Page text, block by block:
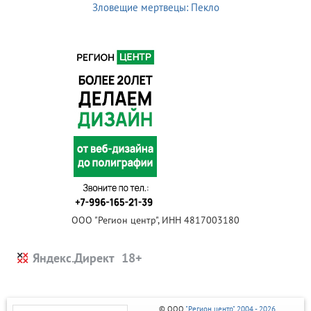
Зловещие мертвецы: Пекло
ООО "Регион центр", ИНН 4817003180
Яндекс.Директ
© ООО "Регион центр" 2004 - 2026